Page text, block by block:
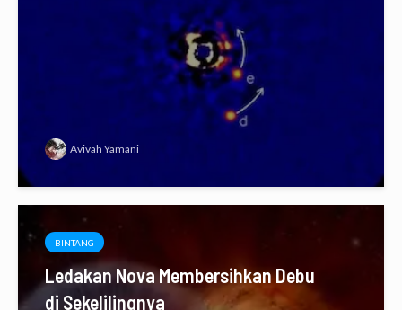
Avivah Yamani
BINTANG
Ledakan Nova Membersihkan Debu
di Sekelilingnya